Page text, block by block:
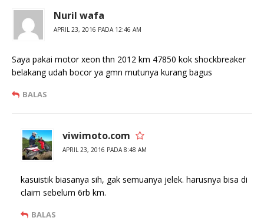
Nuril wafa
APRIL 23, 2016 PADA 12:46 AM
Saya pakai motor xeon thn 2012 km 47850 kok shockbreaker
belakang udah bocor ya gmn mutunya kurang bagus
BALAS
viwimoto.com
APRIL 23, 2016 PADA 8:48 AM
kasuistik biasanya sih, gak semuanya jelek. harusnya bisa di
claim sebelum 6rb km.
BALAS